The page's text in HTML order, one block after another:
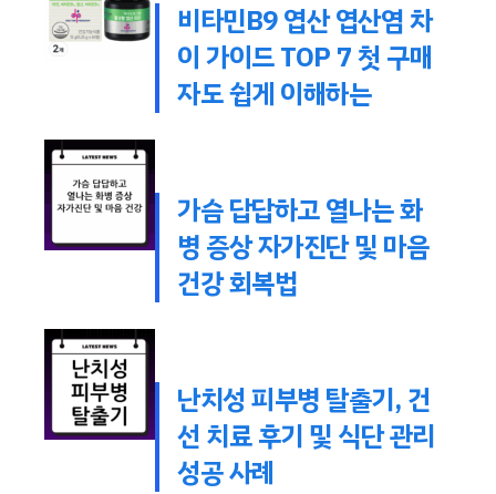
비타민B9 엽산 엽산염 차
이 가이드 TOP 7 첫 구매
자도 쉽게 이해하는
가슴 답답하고 열나는 화
병 증상 자가진단 및 마음
건강 회복법
난치성 피부병 탈출기, 건
선 치료 후기 및 식단 관리
성공 사례